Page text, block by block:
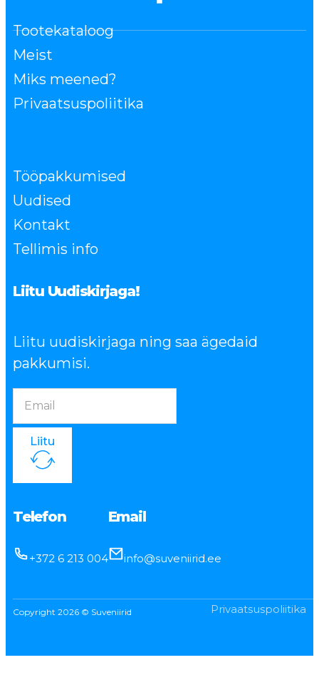
Tootekataloog
Meist
Miks meened?
Privaatsuspoliitika
Tööpakkumised
Uudised
Kontakt
Tellimis info
Liitu Uudiskirjaga!
Liitu uudiskirjaga ning saa ägedaid
pakkumisi.
Liitu
Telefon
+372 6 213 004
Email
info@suveniirid.ee
Copyright 2026 © Suveniirid Privaatsuspoliitika